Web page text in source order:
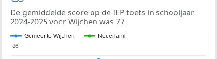
De gemiddelde score op de IEP toets in schooljaar
2024-2025 voor Wijchen was 77.
Gemeente Wijchen Nederland
86
86